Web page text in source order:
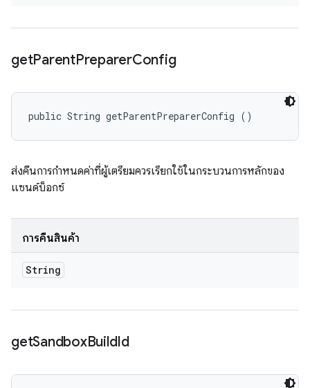
getParentPreparerConfig
public String getParentPreparerConfig ()
ส่งคืนการกำหนดค่าที่ผู้เตรียมควรเรียกใช้ในกระบวนการหลักของ
แซนด์บ็อกซ์
การคืนสินค้า
String
getSandboxBuildId